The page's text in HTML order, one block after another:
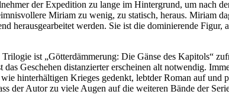
der Expedition zu lange im Hintergrund, um nach
Miriam zu wenig, zu statisch, heraus. Miriam
herausgearbeitet werden. Sie ist die dominierende
ist „Götterdämmerung: Die Gänse des Kapitols“
das Geschehen distanzierter erscheinen alt notwendig.
hinterhältigen Krieges gedenkt, lebtder Roman auf
der Autor zu viele Augen auf die weiteren Bände der